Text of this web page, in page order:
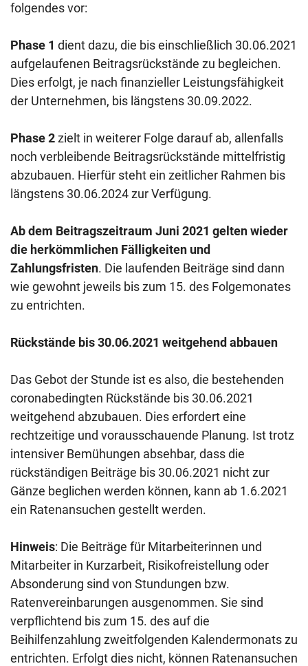
folgendes vor:
Phase 1 dient dazu, die bis einschließlich 30.06.2021
aufgelaufenen Beitragsrückstände zu begleichen.
Dies erfolgt, je nach finanzieller Leistungsfähigkeit
der Unternehmen, bis längstens 30.09.2022.
Phase 2zielt in weiterer Folge darauf ab, allenfalls
noch verbleibende Beitragsrückstände mittelfristig
abzubauen. Hierfür steht ein zeitlicher Rahmen bis
längstens 30.06.2024 zur Verfügung.
Ab dem Beitragszeitraum Juni 2021 gelten wieder
die herkömmlichen Fälligkeiten und
Zahlungsfristen. Die laufenden Beiträge sind dann
wie gewohnt jeweils bis zum 15. des Folgemonates
zu entrichten.
Rückstände bis 30.06.2021 weitgehend abbauen
Das Gebot der Stunde ist es also, die bestehenden
coronabedingten Rückstände bis 30.06.2021
weitgehend abzubauen. Dies erfordert eine
rechtzeitige und vorausschauende Planung. Ist trotz
intensiver Bemühungen absehbar, dass die
rückständigen Beiträge bis 30.06.2021 nicht zur
Gänze beglichen werden können, kann ab 1.6.2021
ein Ratenansuchen gestellt werden.
Hinweis: Die Beiträge für Mitarbeiterinnen und
Mitarbeiter in Kurzarbeit, Risikofreistellung oder
Absonderung sind von Stundungen bzw.
Ratenvereinbarungen ausgenommen. Sie sind
verpflichtend bis zum 15. des auf die
Beihilfenzahlung zweitfolgenden Kalendermonats zu
entrichten. Erfolgt dies nicht, können Ratenansuchen